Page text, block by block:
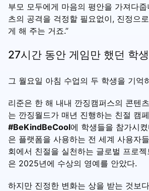
부모 모두에게 마음의 평안을 가져다
츠의 공격을 걱정할 필요없이, 진정으
게 해 주는 거죠.”
27시간 동안 게임만 했던 학생
그 월요일 아침 수업의 두 학생을 기억
리준은 한 해 내내 깐징캠퍼스의 콘텐
는 깐징월드가 매년 진행하는 친절 캠
#BeKindBeCool에 학생들을 참가시
은 플랫폼을 사용하는 전 세계 사용자
회에서 친절을 실천하는 글로벌 프로
은 2025년에 수상의 영예를 안았다.
하지만 진정한 변화는 상을 받는 것보